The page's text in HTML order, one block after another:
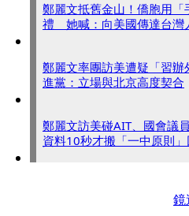
鄭麗文抵舊金山！僑胞用「
禮 她喊：向美國傳達台灣
鄭麗文率團訪美遭疑「習
進黨：立場與北京高度契合
鄭麗文訪美碰AIT、國會議
資料10秒才搬「一中原則
鏡